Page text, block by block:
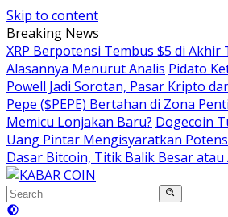
Skip to content
Breaking News
XRP Berpotensi Tembus $5 di Akhir
Alasannya Menurut Analis Pidato
Powell Jadi Sorotan, Pasar Kripto
Pepe ($PEPE) Bertahan di Zona
Memicu Lonjakan Baru? Dogecoin
Uang Pintar Mengisyaratkan
Dasar Bitcoin, Titik Balik Besar atau